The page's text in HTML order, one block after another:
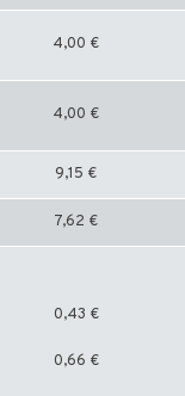
4,00 €
4,00 €
9,15 €
7,62 €
0,43 €
0,66 €